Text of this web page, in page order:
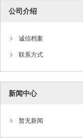
公司介绍
诚信档案
联系方式
新闻中心
暂无新闻